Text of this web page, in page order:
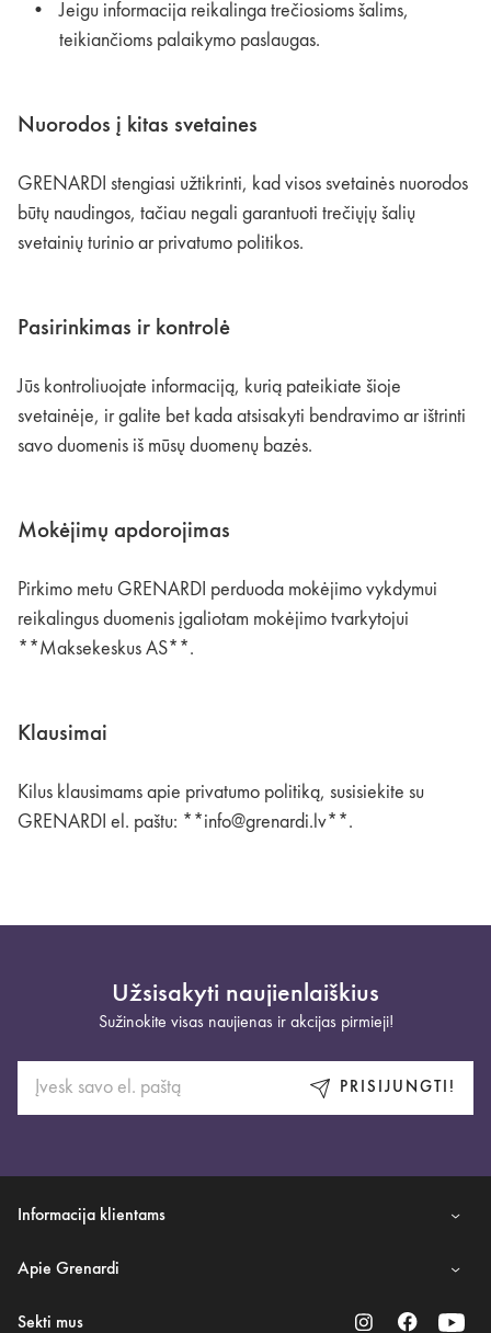
Jeigu informacija reikalinga trečiosioms šalims,
teikiančioms palaikymo paslaugas.
Nuorodos į kitas svetaines
GRENARDI stengiasi užtikrinti, kad visos svetainės nuorodos
būtų naudingos, tačiau negali garantuoti trečiųjų šalių
svetainių turinio ar privatumo politikos.
Pasirinkimas ir kontrolė
Jūs kontroliuojate informaciją, kurią pateikiate šioje
svetainėje, ir galite bet kada atsisakyti bendravimo ar ištrinti
savo duomenis iš mūsų duomenų bazės.
Mokėjimų apdorojimas
Pirkimo metu GRENARDI perduoda mokėjimo vykdymui
reikalingus duomenis įgaliotam mokėjimo tvarkytojui
**Maksekeskus AS**.
Klausimai
Kilus klausimams apie privatumo politiką, susisiekite su
GRENARDI el. paštu: **info@grenardi.lv**.
Užsisakyti naujienlaiškius
Sužinokite visas naujienas ir akcijas pirmieji!
PRISIJUNGTI!
Informacija klientams
Apie Grenardi
Sekti mus